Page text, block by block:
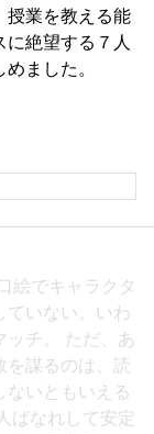
授業を教える能
絶望する７人
ました。
絵でキャラクタ
ていない。いわ
ッチ。 ただ、あ
を謀るのは、読
ないともいえる
ばなれして安定